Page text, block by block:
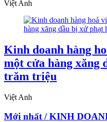
Việt Anh
Kinh doanh hàng
một cửa hàng xăng
trăm triệu
Việt Anh
Mới nhất / KINH